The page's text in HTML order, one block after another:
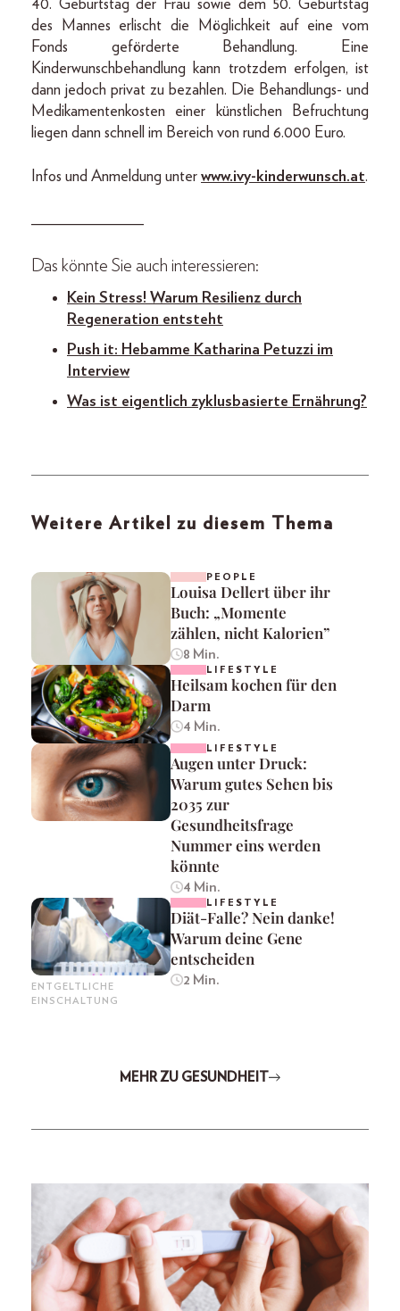
40. Geburtstag der Frau sowie dem 50. Geburtstag
des Mannes erlischt die Möglichkeit auf eine vom
Fonds geförderte Behandlung. Eine
Kinderwunschbehandlung kann trotzdem erfolgen, ist
dann jedoch privat zu bezahlen. Die Behandlungs- und
Medikamentenkosten einer künstlichen Befruchtung
liegen dann schnell im Bereich von rund 6.000 Euro.
Infos und Anmeldung unter www.ivy-kinderwunsch.at.
______________
Das könnte Sie auch interessieren:
Kein Stress! Warum Resilienz durch
Regeneration entsteht
Push it: Hebamme Katharina Petuzzi im
Interview
Was ist eigentlich zyklusbasierte Ernährung?
Weitere Artikel zu diesem Thema
PEOPLE
Louisa Dellert über ihr
Buch: „Momente
zählen, nicht Kalorien”
8 Min.
LIFESTYLE
Heilsam kochen für den
Darm
4 Min.
LIFESTYLE
Augen unter Druck:
Warum gutes Sehen bis
2035 zur
Gesundheitsfrage
Nummer eins werden
könnte
4 Min.
ENTGELTLICHE
EINSCHALTUNG
LIFESTYLE
Diät-Falle? Nein danke!
Warum deine Gene
entscheiden
2 Min.
MEHR ZU GESUNDHEIT